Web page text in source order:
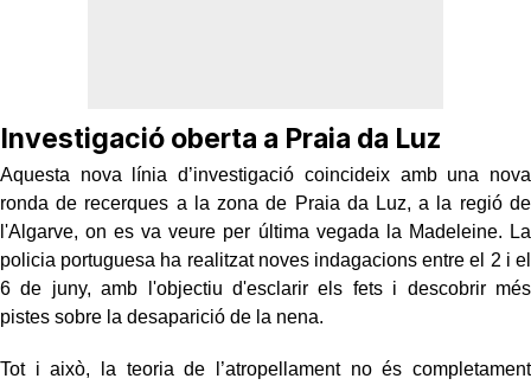
Investigació oberta a Praia da Luz
Aquesta nova línia d’investigació coincideix amb una nova
ronda de recerques a la zona de Praia da Luz, a la regió de
l'Algarve, on es va veure per última vegada la Madeleine. La
policia portuguesa ha realitzat noves indagacions entre el 2 i el
6 de juny, amb l'objectiu d'esclarir els fets i descobrir més
pistes sobre la desaparició de la nena.
Tot i això, la teoria de l’atropellament no és completament